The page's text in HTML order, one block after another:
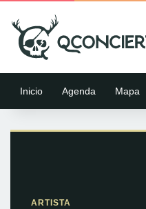
Inicio Agenda Mapa
ARTISTA